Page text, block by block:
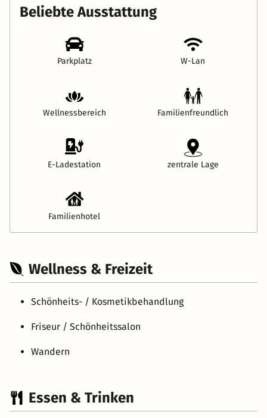
Beliebte Ausstattung
Parkplatz W-Lan
Wellnessbereich Familienfreundlich
E-Ladestation zentrale Lage
Familienhotel
Wellness & Freizeit
Schönheits- / Kosmetikbehandlung
Friseur / Schönheitssalon
Wandern
Essen & Trinken